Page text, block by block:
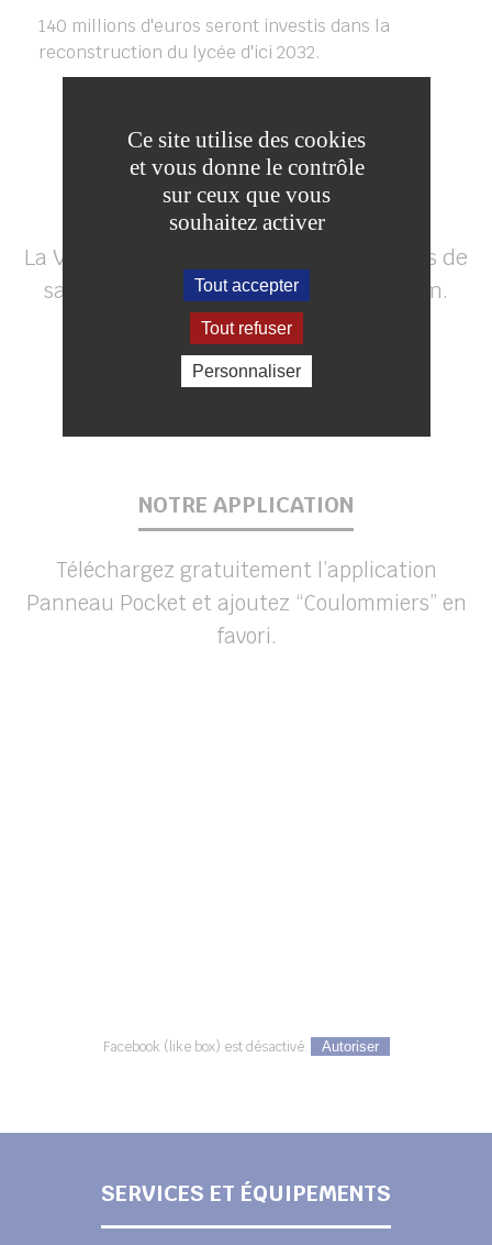
140 millions d'euros seront investis dans la
reconstruction du lycée d'ici 2032.
COMPTE INSTAGRAM
La Ville de Coulommiers possède, en plus de
sa page Facebook, une page Instagram.
Cliquez sur le logo pour la découvrir.
NOTRE APPLICATION
Téléchargez gratuitement l’application
Panneau Pocket et ajoutez “Coulommiers” en
favori.
Facebook (like box) est désactivé. Autoriser
SERVICES ET ÉQUIPEMENTS
Ce site utilise des cookies
et vous donne le contrôle
sur ceux que vous
souhaitez activer
Tout accepter
Tout refuser
Personnaliser